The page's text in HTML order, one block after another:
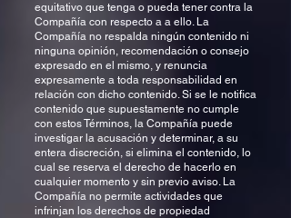
equitativo que tenga o pueda tener contra la
Compañía con respecto a a ello. La
Compañía no respalda ningún contenido ni
ninguna opinión, recomendación o consejo
expresado en el mismo, y renuncia
expresamente a toda responsabilidad en
relación con dicho contenido. Si se le notifica
contenido que supuestamente no cumple
con estos Términos, la Compañía puede
investigar la acusación y determinar, a su
entera discreción, si elimina el contenido, lo
cual se reserva el derecho de hacerlo en
cualquier momento y sin previo aviso. La
Compañía no permite actividades que
infrinjan los derechos de propiedad